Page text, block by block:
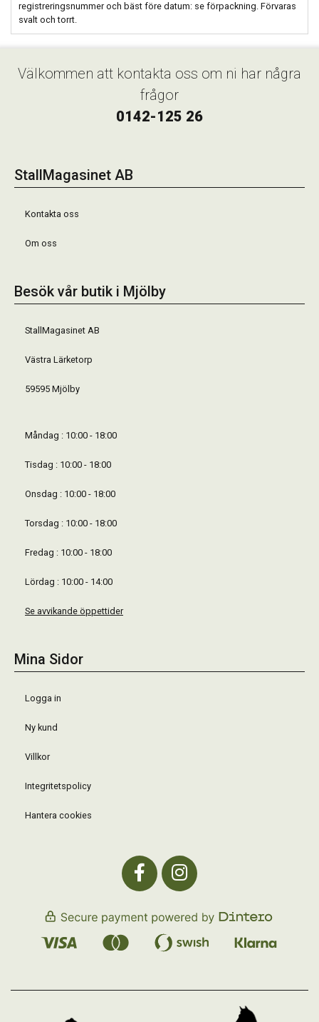
registreringsnummer och bäst före datum: se förpackning. Förvaras
svalt och torrt.
Välkommen att kontakta oss om ni har några
frågor
0142-125 26
StallMagasinet AB
Kontakta oss
Om oss
Besök vår butik i Mjölby
StallMagasinet AB
Västra Lärketorp
59595 Mjölby
Måndag : 10:00 - 18:00
Tisdag : 10:00 - 18:00
Onsdag : 10:00 - 18:00
Torsdag : 10:00 - 18:00
Fredag : 10:00 - 18:00
Lördag : 10:00 - 14:00
Se avvikande öppettider
Mina Sidor
Logga in
Ny kund
Villkor
Integritetspolicy
Hantera cookies